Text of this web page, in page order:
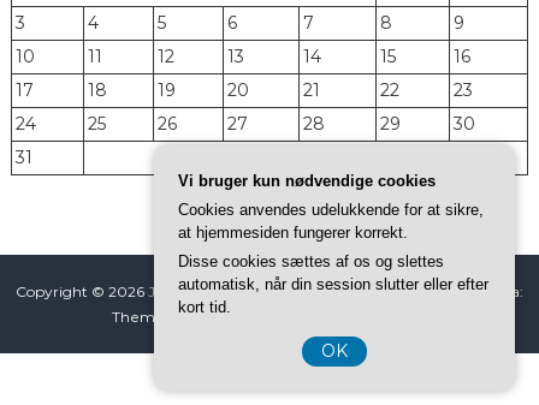
3
4 5 6 7 8
9
10
11 12 13 14 15
16
17
18 19 20 21 22
23
24
25 26 27 28 29
30
31
« jul
Copyright © 2026 Jacobs BordTennis UniversAll rights reserved. Tema:
ThemeGrill afFlash
CVR 374 077 39
Vi bruger kun nødvendige cookies
Cookies anvendes udelukkende for at sikre,
at hjemmesiden fungerer korrekt.
Disse cookies sættes af os og slettes
automatisk, når din session slutter eller efter
kort tid.
OK